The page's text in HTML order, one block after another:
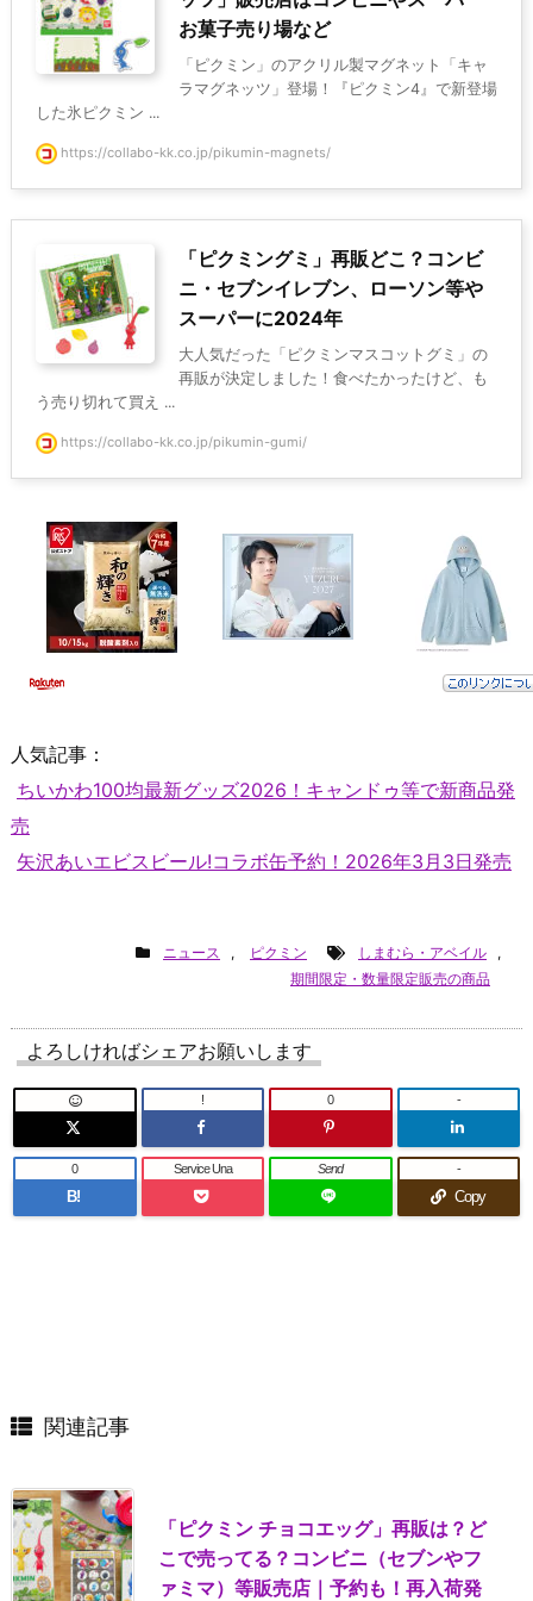
お菓子売り場など
「ピクミン」のアクリル製マグネット「キャ
ラマグネッツ」登場！『ピクミン4』で新登場
した氷ピクミン ...
https://collabo-kk.co.jp/pikumin-magnets/
「ピクミングミ」再販どこ？コンビ
ニ・セブンイレブン、ローソン等や
スーパーに2024年
大人気だった「ピクミンマスコットグミ」の
再販が決定しました！食べたかったけど、も
う売り切れて買え ...
https://collabo-kk.co.jp/pikumin-gumi/
人気記事：
ちいかわ100均最新グッズ2026！キャンドゥ等で新商品発
売
矢沢あいエビスビール!コラボ缶予約！2026年3月3日発売
ニュース , ピクミン しまむら・アベイル
,
期間限定・数量限定販売の商品
よろしければシェアお願いします
! 0 -
B!
0 Service Una Send
Copy
-
関連記事
「ピクミン チョコエッグ」再販は？ど
こで売ってる？コンビニ（セブンやフ
ァミマ）等販売店｜予約も！再入荷発